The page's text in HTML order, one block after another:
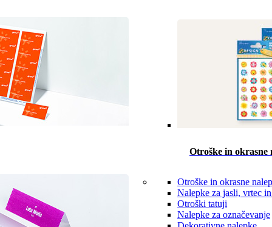
Otroške in okrasne
Otroške in okrasne
Nalepke za jasli, vrtec
Otroški tatuji
Nalepke za označevanje